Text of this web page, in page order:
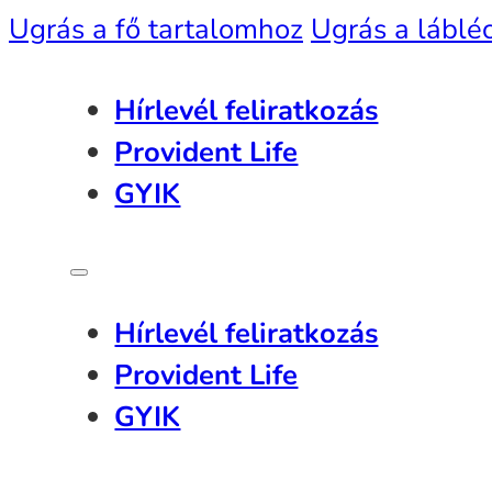
Ugrás a fő tartalomhoz Ugrás a
Hírlevél feliratkozás
Provident Life
GYIK
Hírlevél feliratkozás
Provident Life
GYIK